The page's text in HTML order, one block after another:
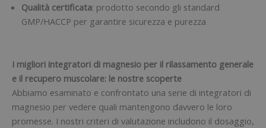
Qualità certificata: prodotto secondo gli standard
GMP/HACCP per garantire sicurezza e purezza
I migliori integratori di magnesio per il rilassamento generale
e il recupero muscolare: le nostre scoperte
Abbiamo esaminato e confrontato una serie di integratori di
magnesio per vedere quali mantengono davvero le loro
promesse. I nostri criteri di valutazione includono il dosaggio,